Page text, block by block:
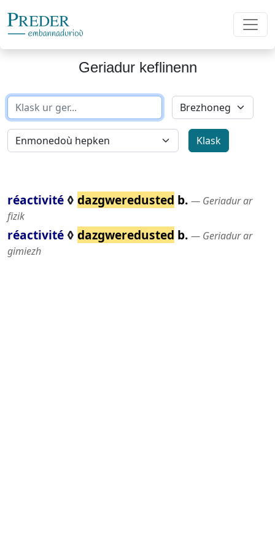
Geriadur keflinenn
réactivité ◊ dazgweredusted b. ― Geriadur ar
fizik
réactivité ◊ dazgweredusted b. ― Geriadur ar
gimiezh